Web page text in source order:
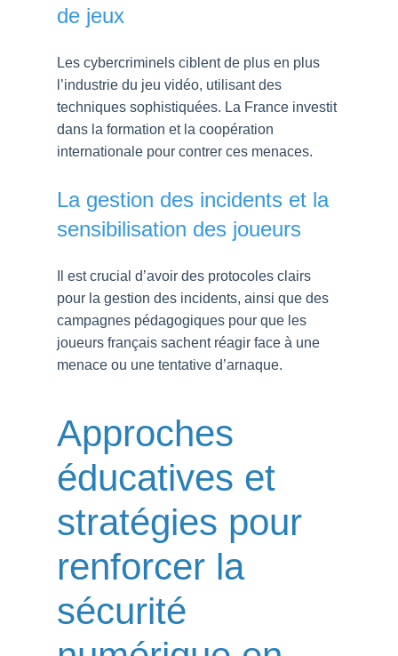
de jeux
Les cybercriminels ciblent de plus en plus
l’industrie du jeu vidéo, utilisant des
techniques sophistiquées. La France investit
dans la formation et la coopération
internationale pour contrer ces menaces.
La gestion des incidents et la
sensibilisation des joueurs
Il est crucial d’avoir des protocoles clairs
pour la gestion des incidents, ainsi que des
campagnes pédagogiques pour que les
joueurs français sachent réagir face à une
menace ou une tentative d’arnaque.
Approches
éducatives et
stratégies pour
renforcer la
sécurité